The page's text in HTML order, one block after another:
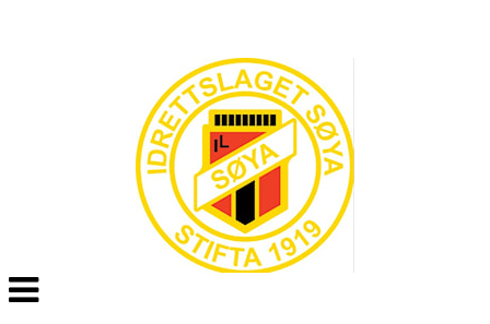
Veksle
navigasjon